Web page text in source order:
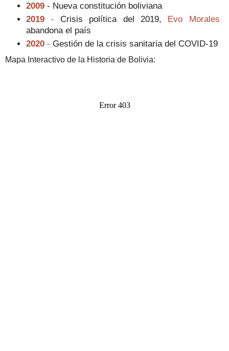
2009- Nueva constitución boliviana
2019 - Crisis política del 2019, Evo Morales
abandona el país
2020 - Gestión de la crisis sanitaria del COVID-19
Mapa Interactivo de la Historia de Bolivia: